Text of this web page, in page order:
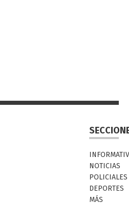
NOTICIAS
POLICIALES
DEPORTES
MÁS